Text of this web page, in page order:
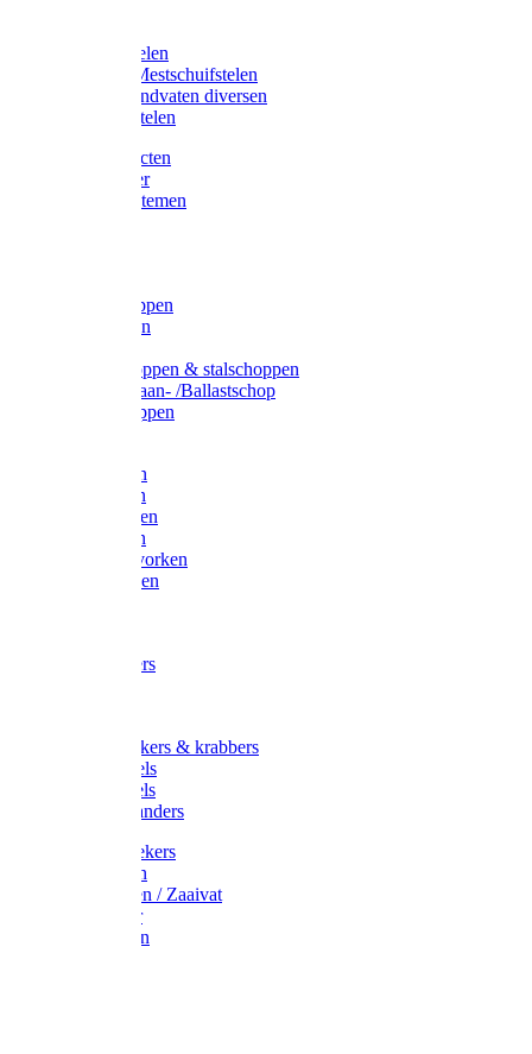
Gardena stelen
Sneeuw- /Mestschuifstelen
Stelen / Handvaten diversen
Telescoopstelen
Tuin producten
Fruitplukker
Ophangsystemen
Betonschoppen
Schepbatsen
Ballastschoppen & stalschoppen
Slijtsrip Graan- /Ballastschop
Graanschoppen
Hooivorken
Mestvorken
Bietenvorken
Maisvorken
Aardappelvorken
Vijgenvorken
Tuinkrabbers
Onkruidstekers & krabbers
Hartschoffels
Ruitschoffels
Onkruidbranders
Graskantstekers
Verticuteren
Strooiwagen / Zaaivat
Grasmaaier
Grasscharen